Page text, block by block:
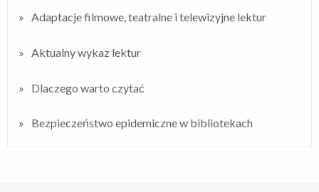
Adaptacje filmowe, teatralne i telewizyjne lektur
Aktualny wykaz lektur
Dlaczego warto czytać
Bezpieczeństwo epidemiczne w bibliotekach